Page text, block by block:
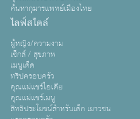
ค้นหากุมารแพทย์เมืองไทย
ไลฟ์สไตล์
ผู้หญิง/ความงาม
เซ็กส์ / สุขภาพ
เมนูเด็ด
ทริปครอบครัว
คุณแม่แชร์ไอเดีย
คุณแม่แชร์เมนู
สิทธิประโยชน์สำหรับเด็ก เยาวชน